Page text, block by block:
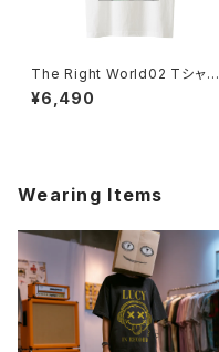
The Right World02 Tシャツ
1014-230221352
¥6,490
Wearing Items